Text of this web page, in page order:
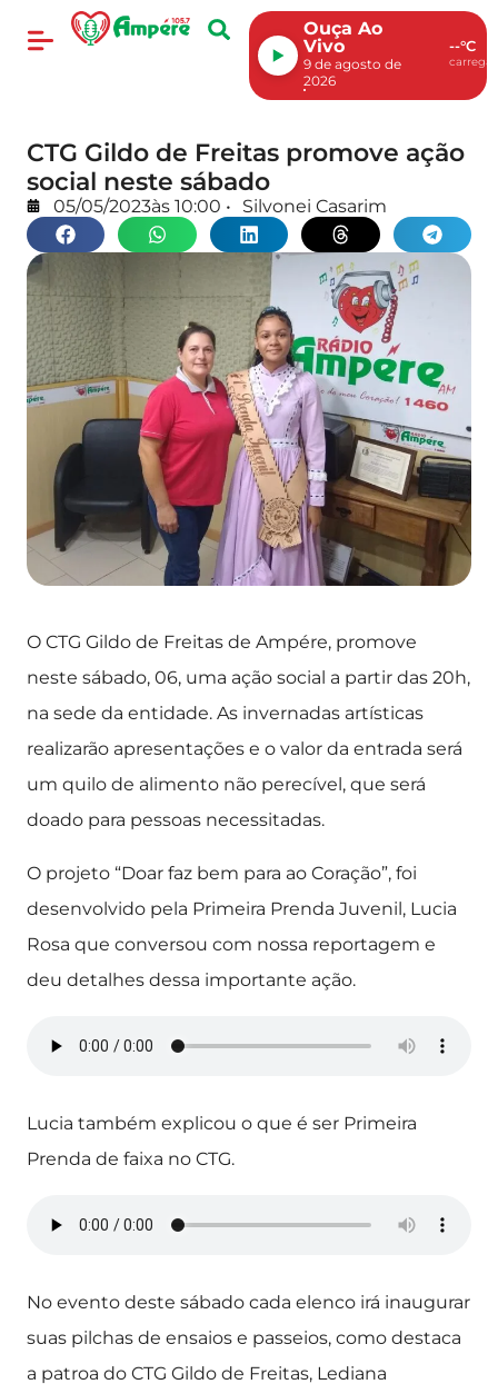
Ouça Ao
Vivo
9 de agosto de
2026
--°C
CTG Gildo de Freitas promove ação
social neste sábado
05/05/2023às 10:00 • Silvonei Casarim
O CTG Gildo de Freitas de Ampére, promove
neste sábado, 06, uma ação social a partir das 20h,
na sede da entidade. As invernadas artísticas
realizarão apresentações e o valor da entrada será
um quilo de alimento não perecível, que será
doado para pessoas necessitadas.
O projeto “Doar faz bem para ao Coração”, foi
desenvolvido pela Primeira Prenda Juvenil, Lucia
Rosa que conversou com nossa reportagem e
deu detalhes dessa importante ação.
Lucia também explicou o que é ser Primeira
Prenda de faixa no CTG.
No evento deste sábado cada elenco irá inaugurar
suas pilchas de ensaios e passeios, como destaca
a patroa do CTG Gildo de Freitas, Lediana